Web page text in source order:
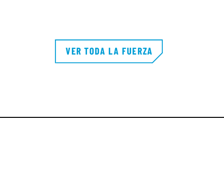
VER TODA LA FUERZA